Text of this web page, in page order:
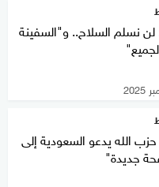
لن نسلم السلاح.. و"السفينة
الله يدعو السعودية إلى
جديدة"